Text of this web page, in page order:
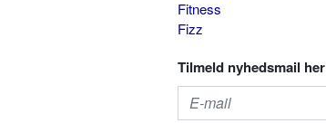
Fitness
Fizz
Tilmeld nyhedsmail her